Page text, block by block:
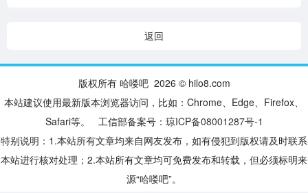
返回
版权所有 哈喽吧 2026 © hilo8.com
本站建议使用最新版本浏览器访问，比如：Chrome、Edge、Firefox、
Safari等。 工信部备案号： 琼ICP备08001287号-1
特别说明：1.本站所有文章均来自网友发布，如有侵犯到版权请及时联系
本站进行核对处理；2.本站所有文章均可免费发布和转载，但必须标明来
源“哈喽吧”。